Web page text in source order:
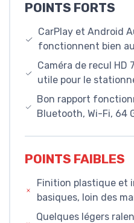
POINTS FORTS
CarPlay et Android
fonctionnent bien
Caméra de recul
utile pour le
Bon rapport
Bluetooth, Wi-Fi, 64
POINTS FAIBLES
Finition plastique et
basiques, loin des
Quelques légers